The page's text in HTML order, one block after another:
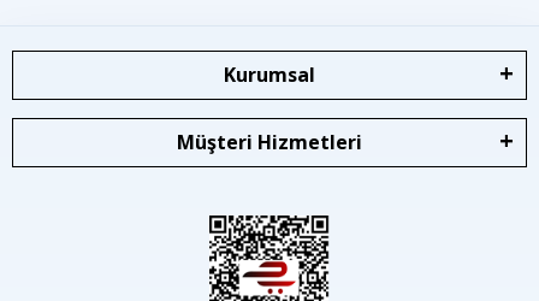
Kurumsal
Müşteri Hizmetleri